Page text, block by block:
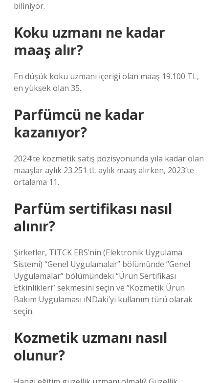
biliniyor.
Koku uzmanı ne kadar
maaş alır?
En düşük koku uzmanı içeriği olan maaş 19.100 TL,
en yüksek olan 35.
Parfümcü ne kadar
kazanıyor?
2024’te kozmetik satış pozisyonunda yıla kadar olan
maaşlar aylık 23.251 tL aylık maaş alırken, 2023’te
ortalama 11.
Parfüm sertifikası nasıl
alınır?
Şirketler, TITCK EBS’nin (Elektronik Uygulama
Sistemi) “Genel Uygulamalar” bölümünde “Genel
Uygulamalar” bölümündeki “Ürün Sertifikası
Etkinlikleri” sekmesini seçin ve “Kozmetik Ürün
Bakım Uygulaması ıNDaki’yi kullanım türü olarak
seçin.
Kozmetik uzmanı nasıl
olunur?